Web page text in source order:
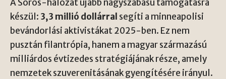
A Soros-hálózat újabb nagyszabású támogatásra
készül: 3,3 millió dollárral segíti a minneapolisi
bevándorlási aktivistákat 2025-ben. Ez nem
pusztán filantrópia, hanem a magyar származású
milliárdos évtizedes stratégiájának része, amely
nemzetek szuverenitásának gyengítésére irányul.